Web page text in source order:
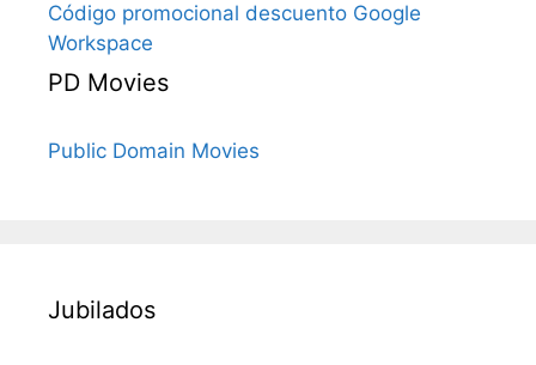
Código promocional descuento Google
Workspace
PD Movies
Public Domain Movies
Jubilados